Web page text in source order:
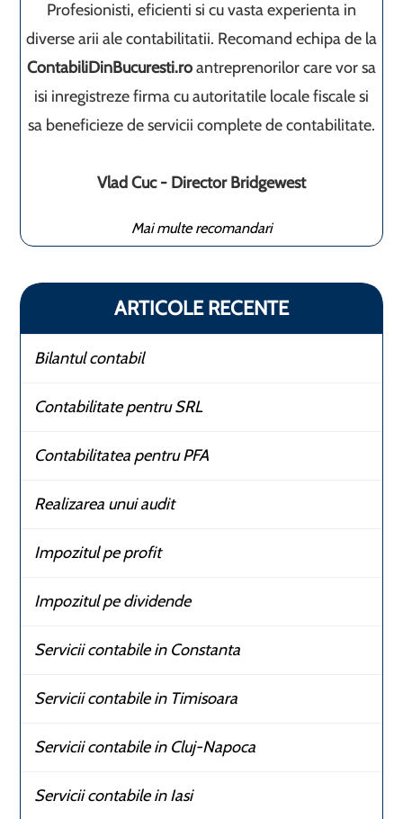
Profesionisti, eficienti si cu vasta experienta in
diverse arii ale contabilitatii. Recomand echipa de la
ContabiliDinBucuresti.roantreprenorilor care vor sa
isi inregistreze firma cu autoritatile locale fiscale si
sa beneficieze de servicii complete de contabilitate.
Vlad Cuc - Director Bridgewest
Mai multe recomandari
ARTICOLE RECENTE
Bilantul contabil
Contabilitate pentru SRL
Contabilitatea pentru PFA
Realizarea unui audit
Impozitul pe profit
Impozitul pe dividende
Servicii contabile in Constanta
Servicii contabile in Timisoara
Servicii contabile in Cluj-Napoca
Servicii contabile in Iasi